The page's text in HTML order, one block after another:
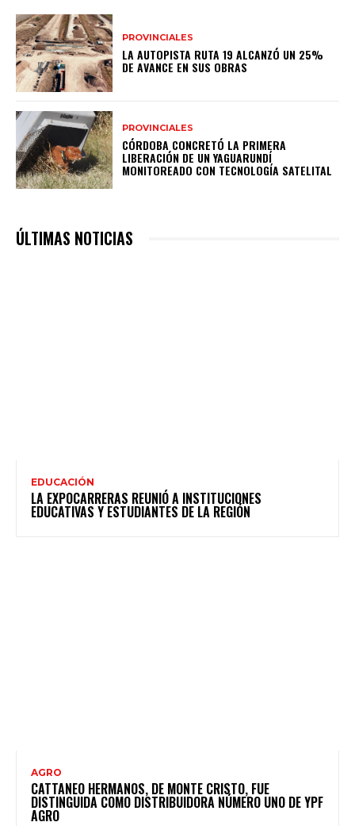
PROVINCIALES
LA AUTOPISTA RUTA 19 ALCANZÓ UN 25%
DE AVANCE EN SUS OBRAS
PROVINCIALES
CÓRDOBA CONCRETÓ LA PRIMERA
LIBERACIÓN DE UN YAGUARUNDÍ
MONITOREADO CON TECNOLOGÍA SATELITAL
ÚLTIMAS NOTICIAS
EDUCACIÓN
LA EXPOCARRERAS REUNIÓ A INSTITUCIONES
EDUCATIVAS Y ESTUDIANTES DE LA REGIÓN
AGRO
CATTANEO HERMANOS, DE MONTE CRISTO, FUE
DISTINGUIDA COMO DISTRIBUIDORA NÚMERO UNO DE YPF
AGRO